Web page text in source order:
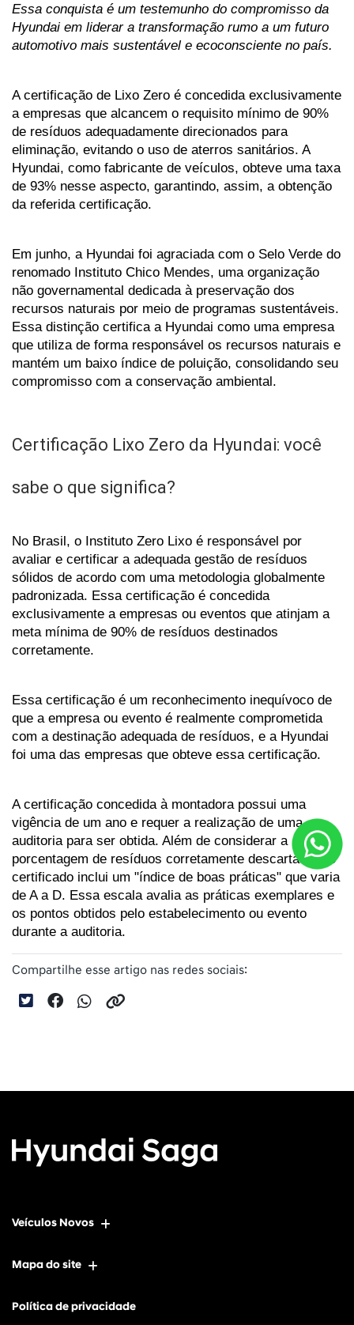
Essa conquista é um testemunho do compromisso da
Hyundai em liderar a transformação rumo a um futuro
automotivo mais sustentável e ecoconsciente no país.
A certificação de Lixo Zero é concedida exclusivamente
a empresas que alcancem o requisito mínimo de 90%
de resíduos adequadamente direcionados para
eliminação, evitando o uso de aterros sanitários. A
Hyundai, como fabricante de veículos, obteve uma taxa
de 93% nesse aspecto, garantindo, assim, a obtenção
da referida certificação.
Em junho, a Hyundai foi agraciada com o Selo Verde do
renomado Instituto Chico Mendes, uma organização
não governamental dedicada à preservação dos
recursos naturais por meio de programas sustentáveis.
Essa distinção certifica a Hyundai como uma empresa
que utiliza de forma responsável os recursos naturais e
mantém um baixo índice de poluição, consolidando seu
compromisso com a conservação ambiental.
Certificação Lixo Zero da Hyundai: você
sabe o que significa?
No Brasil, o Instituto Zero Lixo é responsável por
avaliar e certificar a adequada gestão de resíduos
sólidos de acordo com uma metodologia globalmente
padronizada. Essa certificação é concedida
exclusivamente a empresas ou eventos que atinjam a
meta mínima de 90% de resíduos destinados
corretamente.
Essa certificação é um reconhecimento inequívoco de
que a empresa ou evento é realmente comprometida
com a destinação adequada de resíduos, e a Hyundai
foi uma das empresas que obteve essa certificação.
A certificação concedida à montadora possui uma
vigência de um ano e requer a realização de uma
auditoria para ser obtida. Além de considerar a
porcentagem de resíduos corretamente descartados, o
certificado inclui um "índice de boas práticas" que varia
de A a D. Essa escala avalia as práticas exemplares e
os pontos obtidos pelo estabelecimento ou evento
durante a auditoria.
Compartilhe esse artigo nas redes sociais:
Veículos Novos
Mapa do site
Política de privacidade